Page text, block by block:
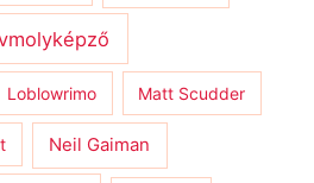
Loblowrimo Matt Scudder
Neil Gaiman